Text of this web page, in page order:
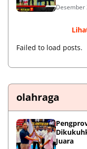
Desember
Failed to load posts.
olahraga
Juara